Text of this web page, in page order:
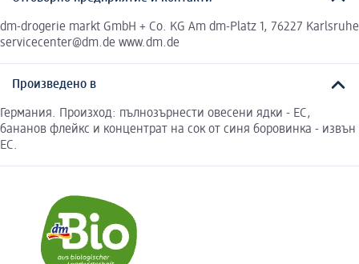
dm-drogerie markt GmbH + Co. KG Am dm-Platz 1, 76227 Karlsruhe
servicecenter@dm.de www.dm.de
Произведено в
Германия. Произход: пълнозърнести овесени ядки - ЕС,
бананов флейкс и концентрат на сок от синя боровинка - извън
ЕС.